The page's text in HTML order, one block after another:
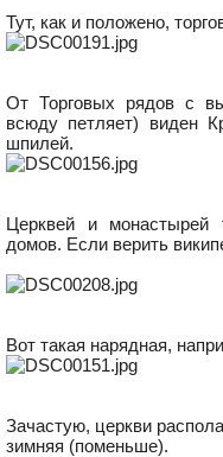
Тут, как и положено,
От Торговых рядов с
всюду петляет) виден
шпилей.
Церквей и
домов. Если верить
Вот такая нарядная,
Зачастую, церкви
зимняя (поменьше).